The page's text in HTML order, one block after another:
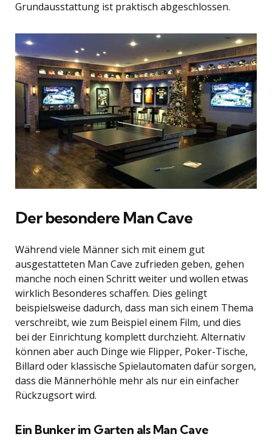
Grundausstattung ist praktisch abgeschlossen.
Der besondere Man Cave
Während viele Männer sich mit einem gut
ausgestatteten Man Cave zufrieden geben, gehen
manche noch einen Schritt weiter und wollen etwas
wirklich Besonderes schaffen. Dies gelingt
beispielsweise dadurch, dass man sich einem Thema
verschreibt, wie zum Beispiel einem Film, und dies
bei der Einrichtung komplett durchzieht. Alternativ
können aber auch Dinge wie Flipper, Poker-Tische,
Billard oder klassische Spielautomaten dafür sorgen,
dass die Männerhöhle mehr als nur ein einfacher
Rückzugsort wird.
Ein Bunker im Garten als Man Cave